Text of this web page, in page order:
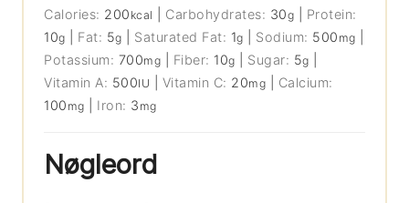
Calories: 200 kcal Carbohydrates: 30g
Protein:
10g Fat: 5g Saturated Fat: 1g Sodium: 500 mg
Potassium: 700mg Fiber: 10g Sugar: 5g
Vitamin A: 500IU Vitamin C: 20mg
Calcium:
100 mg Iron: 3 mg
Nøgleord